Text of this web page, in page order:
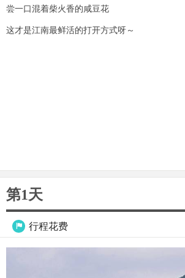
尝一口混着柴火香的咸豆花
这才是江南最鲜活的打开方式呀～
第1天
 行程花费